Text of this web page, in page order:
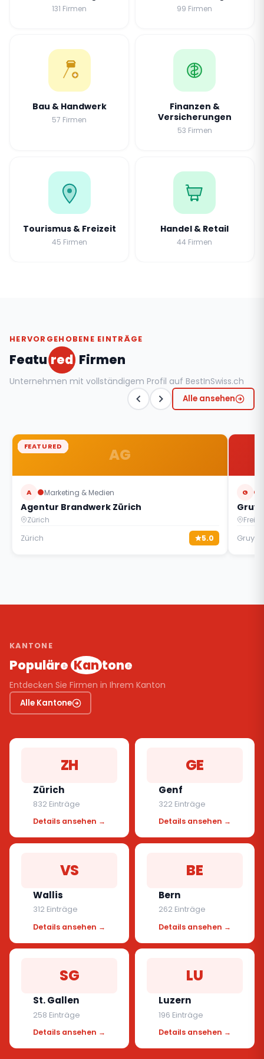
131 Firmen 99 Firmen
Bau & Handwerk
57 Firmen
Finanzen &
Versicherungen
53 Firmen
Tourismus & Freizeit
45 Firmen
Handel & Retail
44 Firmen
HERVORGEHOBENE EINTRÄGE
Featu red Firmen
Unternehmen mit vollständigem Profil auf BestInSwiss.ch
Alle ansehen
AG
FEATURED
A Marketing & Medien
Agentur Brandwerk Zürich
Zürich
Zürich
5.0
FEATURED
G
FEATURED
FEATURED
FEATURED
FEATURED
FEATURED
FEATURED
KANTONE
Populäre Kan tone
Entdecken Sie Firmen in Ihrem Kanton
Alle Kantone
ZH
Zürich
832 Einträge
Details ansehen →
GE
Genf
322 Einträge
Details ansehen →
VS
Wallis
312 Einträge
Details ansehen →
BE
Bern
262 Einträge
Details ansehen →
SG
St. Gallen
258 Einträge
Details ansehen →
LU
Luzern
196 Einträge
Details ansehen →